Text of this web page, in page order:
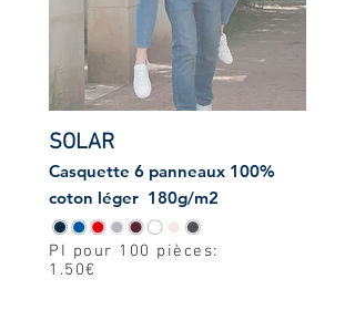
SOLAR
Casquette 6 panneaux 100%
coton léger 180g/m2
PI pour 100 pièces:
1.50€